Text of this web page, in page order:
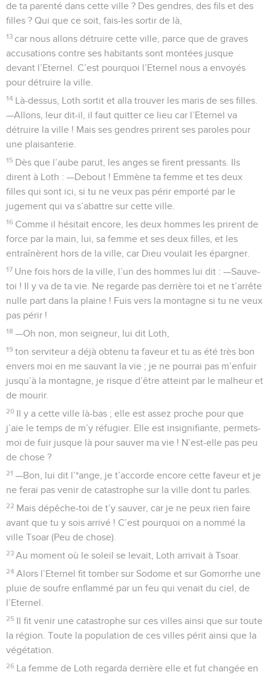
de ta parenté dans cette ville ? Des gendres, des fils et des
filles ? Qui que ce soit, fais-les sortir de là,
13 car nous allons détruire cette ville, parce que de graves
accusations contre ses habitants sont montées jusque
devant l’Eternel. C’est pourquoi l’Eternel nous a envoyés
pour détruire la ville.
14 Là-dessus, Loth sortit et alla trouver les maris de ses filles.
—Allons, leur dit-il, il faut quitter ce lieu car l’Eternel va
détruire la ville ! Mais ses gendres prirent ses paroles pour
une plaisanterie.
15 Dès que l’aube parut, les anges se firent pressants. Ils
dirent à Loth : —Debout ! Emmène ta femme et tes deux
filles qui sont ici, si tu ne veux pas périr emporté par le
jugement qui va s’abattre sur cette ville.
16 Comme il hésitait encore, les deux hommes les prirent de
force par la main, lui, sa femme et ses deux filles, et les
entraînèrent hors de la ville, car Dieu voulait les épargner.
17 Une fois hors de la ville, l’un des hommes lui dit : —Sauve-
toi ! Il y va de ta vie. Ne regarde pas derrière toi et ne t’arrête
nulle part dans la plaine ! Fuis vers la montagne si tu ne veux
pas périr !
18 —Oh non, mon seigneur, lui dit Loth,
19 ton serviteur a déjà obtenu ta faveur et tu as été très bon
envers moi en me sauvant la vie ; je ne pourrai pas m’enfuir
jusqu’à la montagne, je risque d’être atteint par le malheur et
de mourir.
20 Il y a cette ville là-bas ; elle est assez proche pour que
j’aie le temps de m’y réfugier. Elle est insignifiante, permets-
moi de fuir jusque là pour sauver ma vie ! N’est-elle pas peu
de chose ?
21 —Bon, lui dit l’*ange, je t’accorde encore cette faveur et je
ne ferai pas venir de catastrophe sur la ville dont tu parles.
22 Mais dépêche-toi de t’y sauver, car je ne peux rien faire
avant que tu y sois arrivé ! C’est pourquoi on a nommé la
ville Tsoar (Peu de chose).
23 Au moment où le soleil se levait, Loth arrivait à Tsoar.
24 Alors l’Eternel fit tomber sur Sodome et sur Gomorrhe une
pluie de soufre enflammé par un feu qui venait du ciel, de
l’Eternel.
25 Il fit venir une catastrophe sur ces villes ainsi que sur toute
la région. Toute la population de ces villes périt ainsi que la
végétation.
26 La femme de Loth regarda derrière elle et fut changée en